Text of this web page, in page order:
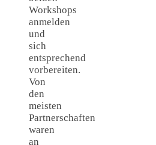
Workshops
anmelden
und
sich
entsprechend
vorbereiten.
Von
den
meisten
Partnerschaften
waren
an